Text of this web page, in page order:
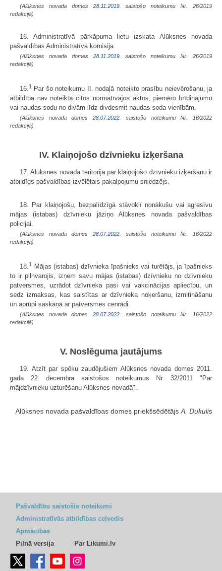
(Alūksnes novada domes 28.11.2019.
saistošo noteikumu Nr. 26/2019
redakcijā)
16. Administratīvā pārkāpuma lietu izskata Alūksnes novada
pašvaldības Administratīvā komisija.
(Alūksnes novada domes 28.11.2019.
saistošo noteikumu Nr. 26/2019
redakcijā)
16.1
Par šo noteikumu II. nodaļā noteikto prasību neievērošanu, ja
atbildība nav noteikta citos normatīvajos aktos, piemēro brīdinājumu
vai naudas sodu no divām līdz divdesmit naudas soda vienībām.
(Alūksnes novada domes28.07.2022.
saistošo noteikumu Nr. 16/2022
redakcijā)
IV. Klaiņojošo dzīvnieku izķeršana
17. Alūksnes novada teritorijā par klaiņojošo dzīvnieku izķeršanu ir
atbildīgs pašvaldības izvēlētais pakalpojumu sniedzējs.
18. Par klaiņojošu, bezpalīdzīgā stāvoklī nonākušu vai agresīvu
mājas (istabas) dzīvnieku jāziņo Alūksnes novada pašvaldības
policijai.
(Alūksnes novada domes28.07.2022.
saistošo noteikumu Nr. 16/2022
redakcijā)
18.1
Mājas (istabas) dzīvnieka īpašnieks vai turētājs, ja īpašnieks
to ir pilnvarojis, izņem savu mājas (istabas) dzīvnieku no dzīvnieku
patversmes, uzrādot dzīvnieka pasi vai vakcinācijas apliecību, un
sedz izmaksas, kas saistītas ar dzīvnieka noķeršanu, izmitināšanu
un aprūpi saskaņā ar patversmes cenrādi.
(Alūksnes novada domes28.07.2022.
saistošo noteikumu Nr. 16/2022
redakcijā)
V. Noslēguma jautājums
19. Atzīt par spēku zaudējušiem Alūksnes novada domes 2011.
gada 22. decembra saistošos noteikumus Nr. 32/2011 "Par
mājdzīvnieku uzturēšanu Alūksnes novadā".
Alūksnes novada pašvaldības domes priekšsēdētājs A. Dukulis
Pašvaldību saistošie noteikumi
Administratīvās atbildības ceļvedis
Apmācības
Pilnā versija
Par Likumi.lv